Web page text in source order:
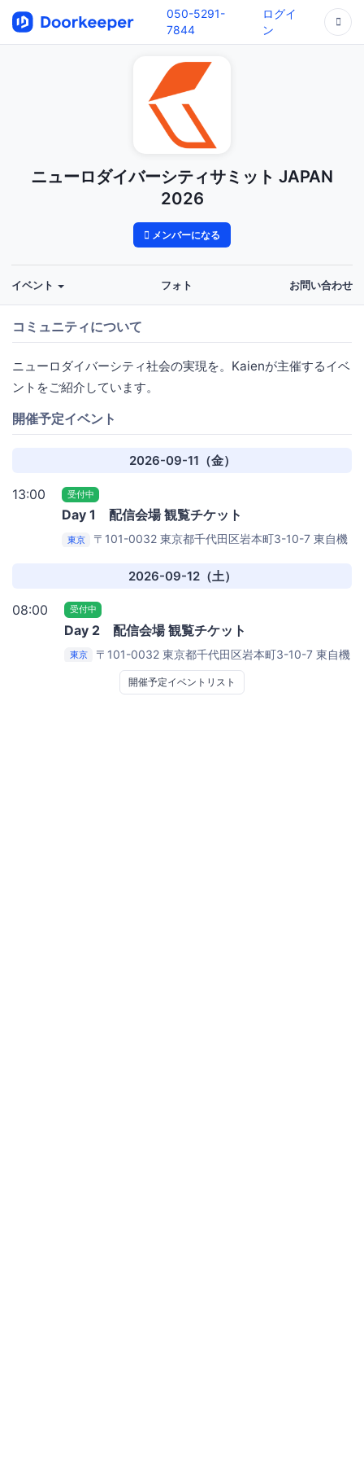
050-5291-
7844
ログイ
ン
ニューロダイバーシティサミット JAPAN
2026
メンバーになる
イベント フォト お問い合わせ
コミュニティについて
ニューロダイバーシティ社会の実現を。Kaienが主催するイベ
ントをご紹介しています。
開催予定イベント
2026-09-11（金）
13:00 受付中
Day 1 配信会場 観覧チケット
東京
〒101-0032 東京都千代田区岩本町3-10-7 東自機
2026-09-12（土）
08:00 受付中
Day 2 配信会場 観覧チケット
東京
〒101-0032 東京都千代田区岩本町3-10-7 東自機
Kaien秋葉原サテライト
開催予定イベントリスト